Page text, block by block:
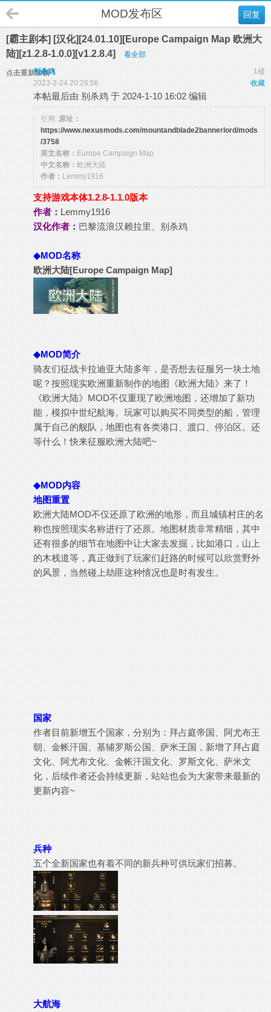
回复
MOD发布区
[霸主剧本] [汉化][24.01.10][Europe Campaign Map 欧洲大
陆][z1.2.8-1.0.0][v1.2.8.4]
看全部
点击重新加载 1楼
别杀鸡
收藏
2023-3-24 20:26:56
本帖最后由 别杀鸡 于 2024-1-10 16:02 编辑
引用: 原址：
https://www.nexusmods.com/mountandblade2bannerlord/mods
/3758
英文名称： Europe Campaign Map
中文名称： 欧洲大陆
作者： Lemmy1916
支持游戏本体1.2.8-1.1.0版本
作者： Lemmy1916
汉化作者： 巴黎流浪汉赖拉里、别杀鸡
◆MOD名称
欧洲大陆[Europe Campaign Map]
◆MOD简介
骑友们征战卡拉迪亚大陆多年，是否想去征服另一块土地
呢？按照现实欧洲重新制作的地图《欧洲大陆》来了！
《欧洲大陆》MOD不仅重现了欧洲地图，还增加了新功
能，模拟中世纪航海。玩家可以购买不同类型的船，管理
属于自己的舰队，地图也有各类港口、渡口、停泊区。还
等什么！快来征服欧洲大陆吧~
◆MOD内容
地图重置
欧洲大陆MOD不仅还原了欧洲的地形，而且城镇村庄的名
称也按照现实名称进行了还原。地图材质非常精细，其中
还有很多的细节在地图中让大家去发掘，比如港口，山上
的木栈道等，真正做到了玩家们赶路的时候可以欣赏野外
的风景，当然碰上劫匪这种情况也是时有发生。
国家
作者目前新增五个国家，分别为：拜占庭帝国、阿尤布王
朝、金帐汗国、基辅罗斯公国、萨米王国，新增了拜占庭
文化、阿尤布文化、金帐汗国文化、罗斯文化、萨米文
化，后续作者还会持续更新，站站也会为大家带来最新的
更新内容~
兵种
五个全新国家也有着不同的新兵种可供玩家们招募。
大航海